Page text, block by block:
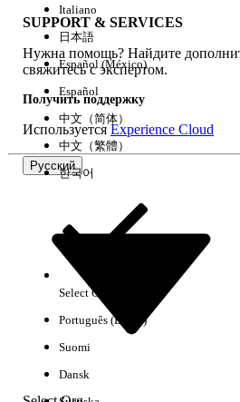
Результаты
Проверьте орфографию ключевых
SUPPORT & SERVICES
Нужна помощь? Найдите
свяжитесь с экспертом.
Получить поддержку
ИспользуетсяExperience Cloud
Русский
Italiano
日本語
Español (México)
Español
中文（简体）
中文（繁體）
한국어
Select Org
Português (Brasil)
Suomi
Dansk